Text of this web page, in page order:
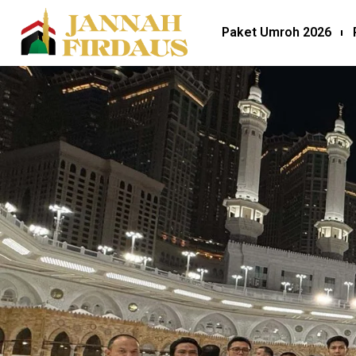
Paket Umroh 2026